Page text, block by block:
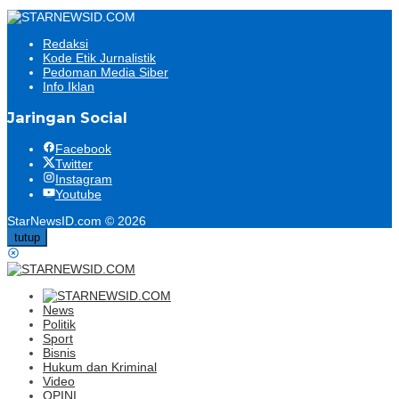
Redaksi
Kode Etik Jurnalistik
Pedoman Media Siber
Info Iklan
Jaringan Social
Facebook
Twitter
Instagram
Youtube
StarNewsID.com © 2026
tutup
News
Politik
Sport
Bisnis
Hukum dan Kriminal
Video
OPINI